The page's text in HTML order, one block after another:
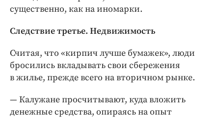
существенно, как на иномарки.
Следствие третье. Недвижимость
Считая, что «кирпич лучше бумажек», люди
бросились вкладывать свои сбережения
в жилье, прежде всего на вторичном рынке.
— Калужане просчитывают, куда вложить
денежные средства, опираясь на опыт